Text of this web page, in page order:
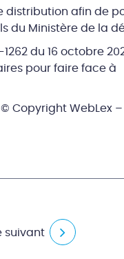
distribution afin de
du Ministère de la
du 16 octobre
pour faire face à
Copyright WebLex –
suivant